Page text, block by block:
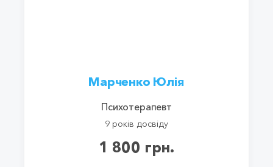
Марченко Юлія
Психотерапевт
9 років досвіду
1 800 грн.